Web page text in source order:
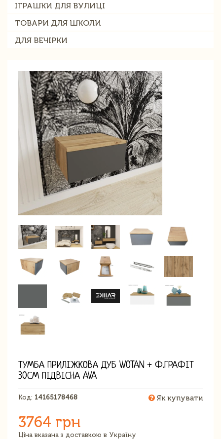
ІГРАШКИ ДЛЯ ВУЛИЦІ
ТОВАРИ ДЛЯ ШКОЛИ
ДЛЯ ВЕЧІРКИ
ТУМБА ПРИЛІЖКОВА ДУБ WOTAN + Ф.ГРАФІТ
30СМ ПІДВІСНА AVA
Код: 14165178468 Як купувати
3764 грн
Ціна вказана з доставкою в Україну